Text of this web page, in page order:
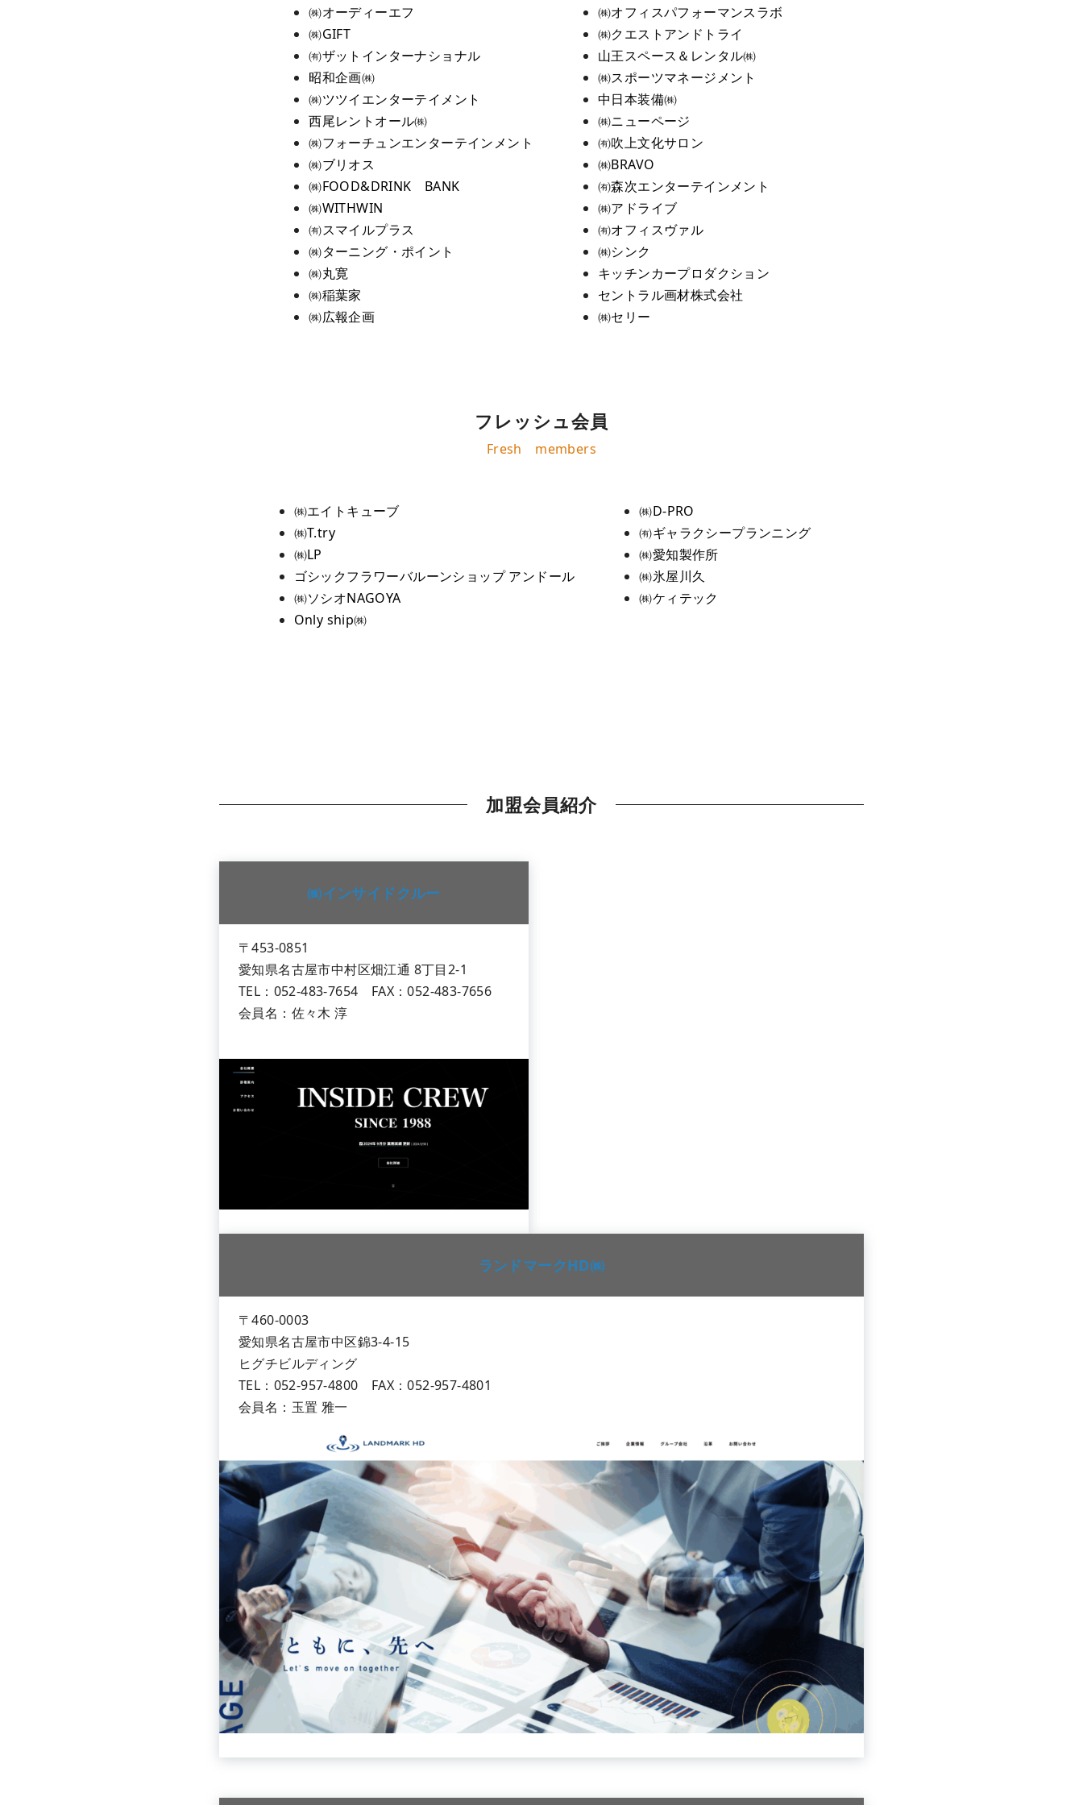
㈱オーディーエフ
㈱オフィスパフォーマンスラボ
㈱GIFT
㈱クエストアンドトライ
㈲ザットインターナショナル
山王スペース＆レンタル㈱
昭和企画㈱
㈱スポーツマネージメント
㈱ツツイエンターテイメント
中日本装備㈱
西尾レントオール㈱
㈱ニューページ
㈱フォーチュンエンターテインメント
㈲吹上文化サロン
㈱ブリオス
㈱BRAVO
㈱FOOD&DRINK BANK
㈲森次エンターテインメント
㈱WITHWIN
㈱アドライブ
㈲スマイルプラス
㈲オフィスヴァル
㈱ターニング・ポイント
㈱シンク
㈱丸寛
キッチンカープロダクション
㈱稲葉家
セントラル画材株式会社
㈱広報企画
㈱セリー
フレッシュ会員
Fresh members
㈱エイトキューブ
㈱D-PRO
㈱T.try
㈲ギャラクシープランニング
㈱LP
㈱愛知製作所
ゴシックフラワーバルーンショップ アンドール
㈱氷屋川久
㈱ソシオNAGOYA
㈱ケィテック
Only ship㈱
加盟会員紹介
㈱インサイドクルー
〒453-0851
愛知県名古屋市中村区畑江通 8丁目2-1
TEL：052-483-7654 FAX：052-483-7656
会員名：佐々木 淳
ランドマークHD㈱
〒460-0003
愛知県名古屋市中区錦3-4-15
ヒグチビルディング
TEL：052-957-4800 FAX：052-957-4801
会員名：玉置 雅一